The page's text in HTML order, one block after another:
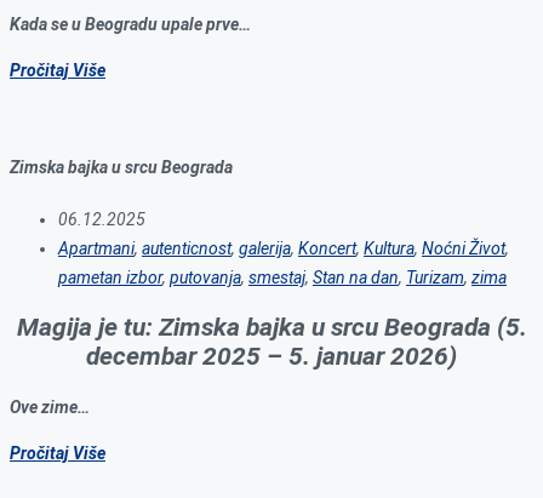
Kada se u Beogradu upale prve…
Pročitaj Više
Zimska bajka u srcu Beograda
06.12.2025
Apartmani, autenticnost, galerija, Koncert, Kultura, Noćni Život,
pametan izbor, putovanja, smestaj, Stan na dan, Turizam, zima
Magija je tu: Zimska bajka u srcu Beograda (5.
decembar 2025 – 5. januar 2026)
Ove zime…
Pročitaj Više